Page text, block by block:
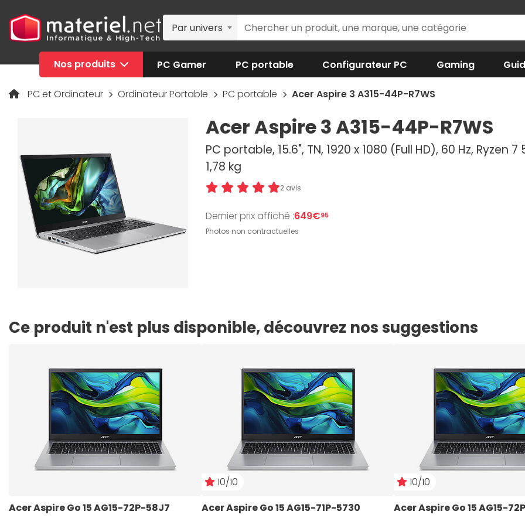
Par univers
Nos produits PC Gamer PC portable Configurateur PC Gaming
PC et Ordinateur Ordinateur Portable PC portable Acer Aspire 3 A315-44P-R7WS
Acer Aspire 3 A315-44P-R7WS
PC portable, 15.6", TN, 1920 x 1080 (Full HD), 60 Hz, Ryzen 7
1,78 kg
2 avis
Dernier prix affiché :649€95
Photos non contractuelles
Ce produit n'est plus disponible, découvrez nos suggestions
Acer Aspire Go 15 AG15-72P-58J7
10/10
Acer Aspire Go 15 AG15-71P-5730
10/10
Acer Aspire Go 15 AG15-